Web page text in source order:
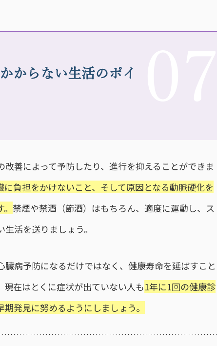
からない生活のポイ
改善によって予防したり、進行を抑えることができま
に負担をかけないこと、そして原因となる動脈硬化を
禁煙や禁酒（節酒）はもちろん、適度に運動し、ス
活を送りましょう。
臓病予防になるだけではなく、健康寿命を延ばすこと
現在はとくに症状が出ていない人も1年に1回の健康診
発見に努めるようにしましょう。